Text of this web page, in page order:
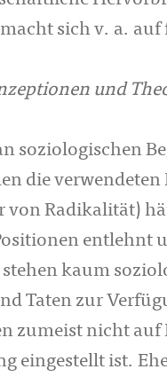
sich v. a. auf
und
soziologischen
die
von Radikalität)
entlehnt
kaum
Taten zur
zumeist nicht auf
eingestellt ist.